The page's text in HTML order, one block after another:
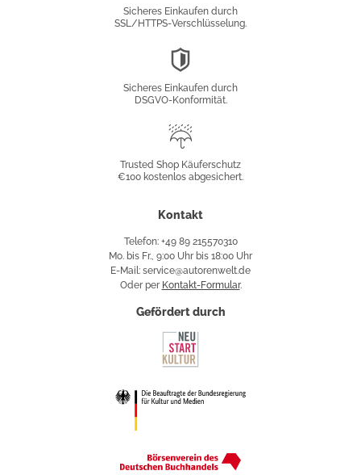
Sicheres Einkaufen durch
SSL/HTTPS-Verschlüsselung.
Sicheres Einkaufen durch
DSGVO-Konformität.
Käuferschutz
Trusted Shop Käuferschutz
€100 kostenlos abgesichert.
Kontakt
Telefon: +49 89 215570310
Mo. bis Fr., 9:00 Uhr bis 18:00 Uhr
E-Mail: service@autorenwelt.de
Oder per Kontakt-Formular.
Gefördert durch